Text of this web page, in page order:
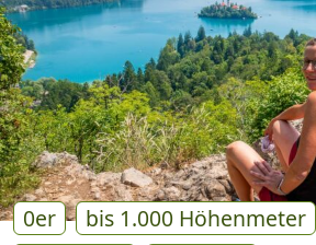
I
N
G
E
N
0er bis 1.000 Höhenmeter